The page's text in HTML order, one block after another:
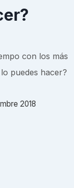
con los más
puedes hacer?
2018